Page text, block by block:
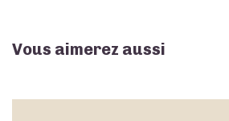
Vous aimerez aussi